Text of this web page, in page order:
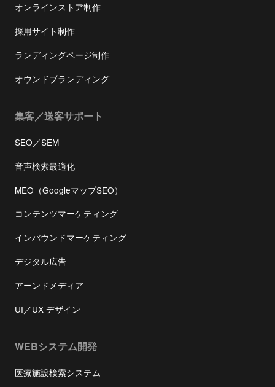
オンラインストア制作
採用サイト制作
ランディングページ制作
オウンドブランディング
集客／送客サポート
SEO／SEM
音声検索最適化
MEO（GoogleマップSEO）
コンテンツマーケティング
インバウンドマーケティング
デジタル広告
アーンドメディア
UI／UX デザイン
WEBシステム開発
医療施設検索システム